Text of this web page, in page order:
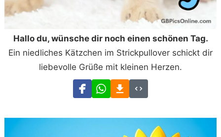
Hallo du, wünsche dir noch einen schönen Tag.
Ein niedliches Kätzchen im Strickpullover schickt dir
liebevolle Grüße mit kleinen Herzen.